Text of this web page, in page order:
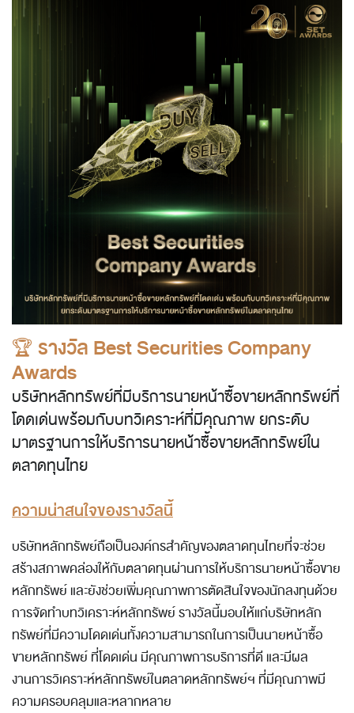
🏆 รางวัล Best Securities Company
Awards
บริษัทหลักทรัพย์ที่มีบริการนายหน้าซื้อขายหลักทรัพย์ที่
โดดเด่นพร้อมกับบทวิเคราะห์ที่มีคุณภาพ ยกระดับ
มาตรฐานการให้บริการนายหน้าซื้อขายหลักทรัพย์ใน
ตลาดทุนไทย
ความน่าสนใจของรางวัลนี้
บริษัทหลักทรัพย์ถือเป็นองค์กรสำคัญของตลาดทุนไทยที่จะช่วย
สร้างสภาพคล่องให้กับตลาดทุนผ่านการให้บริการนายหน้าซื้อขาย
หลักทรัพย์ และยังช่วยเพิ่มคุณภาพการตัดสินใจของนักลงทุนด้วย
การจัดทำบทวิเคราะห์หลักทรัพย์ รางวัลนี้มอบให้แก่บริษัทหลัก
ทรัพย์ที่มีความโดดเด่นทั้งความสามารถในการเป็นนายหน้าซื้อ
ขายหลักทรัพย์ ที่โดดเด่น มีคุณภาพการบริการที่ดี และมีผล
งานการวิเคราะห์หลักทรัพย์ในตลาดหลักทรัพย์ฯ ที่มีคุณภาพมี
ความครอบคลุมและหลากหลาย